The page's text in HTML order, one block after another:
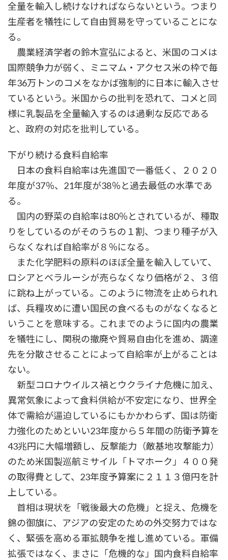
全量を輸入し続けなければならないという。つまり
生産者を犠牲にして自由貿易を守っていることにな
る。
農業経済学者の鈴木宣弘によると、米国のコメは
国際競争力が弱く、ミニマム・アクセス米の枠で毎
年36万トンのコメをなかば強制的に日本に輸入させ
ているという。米国からの批判を恐れて、コメと同
様に乳製品を全量輸入するのは過剰な反応である
と、政府の対応を批判している。
下がり続ける食料自給率
日本の食料自給率は先進国で一番低く、２０２０
年度が37％、21年度が38％と過去最低の水準であ
る。
国内の野菜の自給率は80％とされているが、種取
りをしているのがそのうちの１割、つまり種子が入
らなくなれば自給率が８％になる。
また化学肥料の原料のほぼ全量を輸入していて、
ロシアとベラルーシが売らなくなり価格が２、３倍
に跳ね上がっている。このように物流を止められれ
ば、兵糧攻めに遭い国民の食べるものがなくなると
いうことを意味する。これまでのように国内の農業
を犠牲にし、関税の撤廃や貿易自由化を進め、調達
先を分散させることによって自給率が上がることは
ない。
新型コロナウイルス禍とウクライナ危機に加え、
異常気象によって食料供給が不安定になり、世界全
体で需給が逼迫しているにもかかわらず、国は防衛
力強化のためといい23年度から５年間の防衛予算を
43兆円に大幅増額し、反撃能力（敵基地攻撃能力）
のため米国製巡航ミサイル「トマホーク」４００発
の取得費として、23年度予算案に２１１３億円を計
上している。
首相は現状を「戦後最大の危機」と捉え、危機を
錦の御旗に、アジアの安定のための外交努力ではな
く、緊張を高める軍拡競争を推し進めている。軍備
拡張ではなく、まさに「危機的な」国内食料自給率